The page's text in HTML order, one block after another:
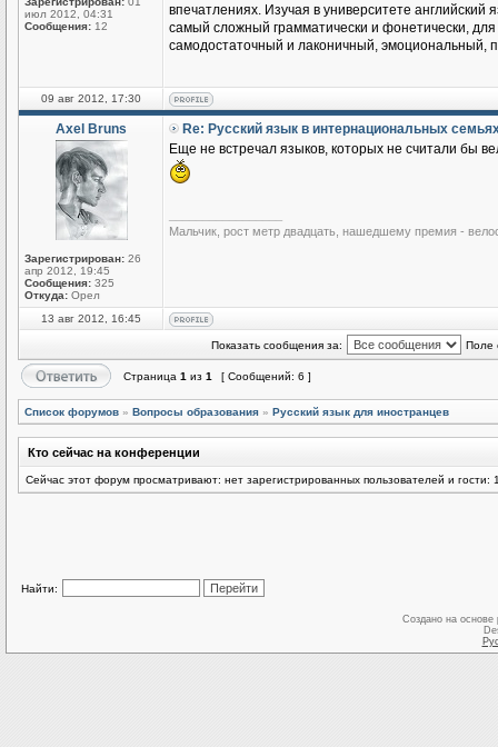
июл 2012, 04:31
Сообщения: 12
впечатлениях. Изучая в университете английский
самый сложный грамматически и фонетически, для
самодостаточный и лаконичный, эмоциональный,
09 авг 2012, 17:30
Axel Bruns
Зарегистрирован: 26
апр 2012, 19:45
Сообщения: 325
Откуда: Орел
Re: Русский язык в интернациональных
Еще не встречал языков, которых не считали бы
Мальчик, рост метр двадцать, нашедшему премия -
13 авг 2012, 16:45
Показать сообщения за: Поле
Страница 1 из 1 [ Сообщений: 6 ]
Список форумов » Вопросы образования » Русский язык для иностранцев
Кто сейчас на конференции
Сейчас этот форум просматривают: нет зарегистрированных пользователей и гости:
Найти:
Создано на основе